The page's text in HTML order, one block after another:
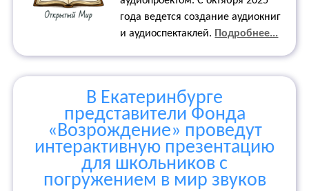
года ведется создание аудиокниг
и аудиоспектаклей. Подробнее...
В Екатеринбурге
представители Фонда
«Возрождение» проведут
интерактивную презентацию
для школьников с
погружением в мир звуков